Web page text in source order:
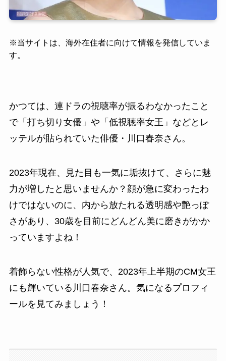
※当サイトは、海外在住者に向けて情報を発信していま
す。
かつては、連ドラの視聴率が振るわなかったこと
で「打ち切り女優」や「低視聴率女王」などとレ
ッテルが貼られていた俳優・川口春奈さん。
2023年現在、見た目も一気に垢抜けて、さらに魅
力が増したと思いませんか？顔が急に変わったわ
けではないのに、内から放たれる透明感や艶っぽ
さがあり、30歳を目前にどんどん美に磨きがかか
っていますよね！
着飾らない性格が人気で、2023年上半期のCM女王
にも輝いている川口春奈さん。気になるプロフィ
ールを見てみましょう！